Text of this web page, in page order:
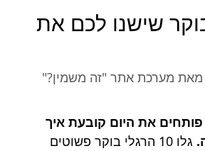
בוקר שישנו לכם את
מאת מערכת אתר "זה משמין?"
את היום קובעת איך
גלו 10 הרגלי בוקר פשוטים